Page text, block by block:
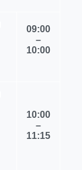
09:00
–
10:00
10:00
–
11:15